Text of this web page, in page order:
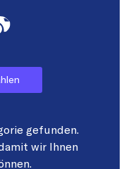
gefunden.
wir Ihnen